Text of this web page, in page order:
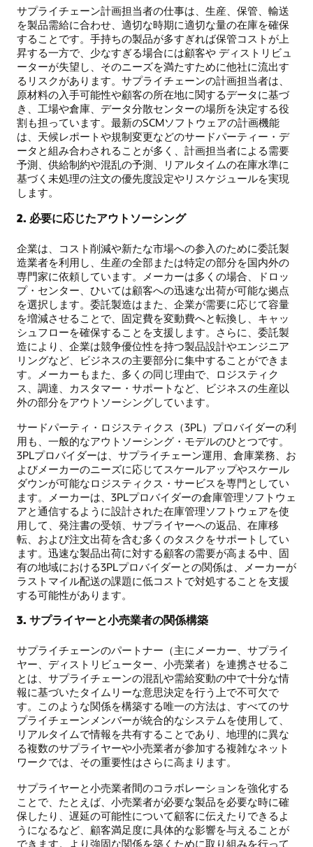
サプライチェーン計画担当者の仕事は、生産、保管、輸送
を製品需給に合わせ、適切な時期に適切な量の在庫を確保
することです。手持ちの製品が多すぎれば保管コストが上
昇する一方で、少なすぎる場合には顧客や ディストリビュ
ーターが失望し、そのニーズを満たすために他社に流出す
るリスクがあります。サプライチェーンの計画担当者は、
原材料の入手可能性や顧客の所在地に関するデータに基づ
き、工場や倉庫、データ分散センターの場所を決定する役
割も担っています。最新のSCMソフトウェアの計画機能
は、天候レポートや規制変更などのサードパーティー・デ
ータと組み合わされることが多く、計画担当者による需要
予測、供給制約や混乱の予測、リアルタイムの在庫水準に
基づく未処理の注文の優先度設定やリスケジュールを実現
します。
2. 必要に応じたアウトソーシング
企業は、コスト削減や新たな市場への参入のために委託製
造業者を利用し、生産の全部または特定の部分を国内外の
専門家に依頼しています。メーカーは多くの場合、ドロッ
プ・センター、ひいては顧客への迅速な出荷が可能な拠点
を選択します。委託製造はまた、企業が需要に応じて容量
を増減させることで、固定費を変動費へと転換し、キャッ
シュフローを確保することを支援します。さらに、委託製
造により、企業は競争優位性を持つ製品設計やエンジニア
リングなど、ビジネスの主要部分に集中することができま
す。メーカーもまた、多くの同じ理由で、ロジスティク
ス、調達、カスタマー・サポートなど、ビジネスの生産以
外の部分をアウトソーシングしています。
サードパーティ・ロジスティクス（3PL）プロバイダーの利
用も、一般的なアウトソーシング・モデルのひとつです。
3PLプロバイダーは、サプライチェーン運用、倉庫業務、お
よびメーカーのニーズに応じてスケールアップやスケール
ダウンが可能なロジスティクス・サービスを専門としてい
ます。メーカーは、3PLプロバイダーの倉庫管理ソフトウェ
アと通信するように設計された在庫管理ソフトウェアを使
用して、発注書の受領、サプライヤーへの返品、在庫移
転、および注文出荷を含む多くのタスクをサポートしてい
ます。迅速な製品出荷に対する顧客の需要が高まる中、固
有の地域における3PLプロバイダーとの関係は、メーカーが
ラストマイル配送の課題に低コストで対処することを支援
する可能性があります。
3. サプライヤーと小売業者の関係構築
サプライチェーンのパートナー（主にメーカー、サプライ
ヤー、ディストリビューター、小売業者）を連携させるこ
とは、サプライチェーンの混乱や需給変動の中で十分な情
報に基づいたタイムリーな意思決定を行う上で不可欠で
す。このような関係を構築する唯一の方法は、すべてのサ
プライチェーンメンバーが統合的なシステムを使用して、
リアルタイムで情報を共有することであり、地理的に異な
る複数のサプライヤーや小売業者が参加する複雑なネット
ワークでは、その重要性はさらに高まります。
サプライヤーと小売業者間のコラボレーションを強化する
ことで、たとえば、小売業者が必要な製品を必要な時に確
保したり、遅延の可能性について顧客に伝えたりできるよ
うになるなど、顧客満足度に具体的な影響を与えることが
できます。より強固な関係を築くために取り組みを行って